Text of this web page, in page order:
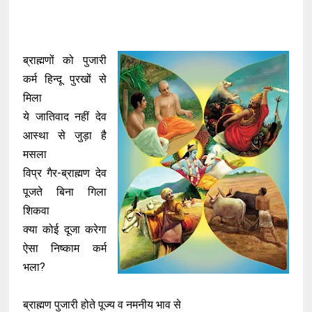
ब्राह्मणों को पुजारी
कर्म हिन्दू पुरखों से
मिला
ये जातिवाद नहीं देव
आस्था से जुड़ा है
मसला
विप्र गैर-ब्राह्मण देव
पूजते बिना गिला
शिकवा
क्या कोई दूजा करेगा
ऐसा निष्काम कर्म
भला?
ब्राह्मण पुजारी होते पूज्य व नमनीय भाव से